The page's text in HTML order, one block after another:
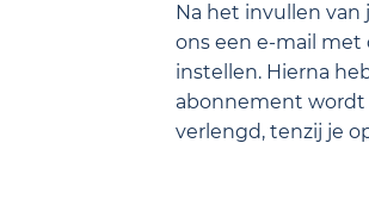
Na het invullen van
ons een e-mail met
instellen. Hierna
abonnement wordt
verlengd, tenzij je